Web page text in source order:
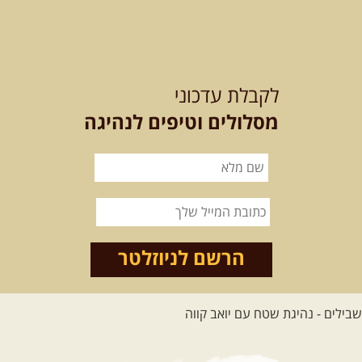
למגוון רכבי שטח
בחרנו לילה מיוחד לטיול מיוחד!
השמיים יהיו נקיים, הכוכבים ...
שישי- מעיינות
ואתגרים בצפון הרמה
מסלול חדש בצפון רמת הגולן בהובלת
מדריך תושב האזור. המסלול ...
לקבלת עדכוני
מסלולים וטיפים לנהיגה
הרשם לניוזלטר